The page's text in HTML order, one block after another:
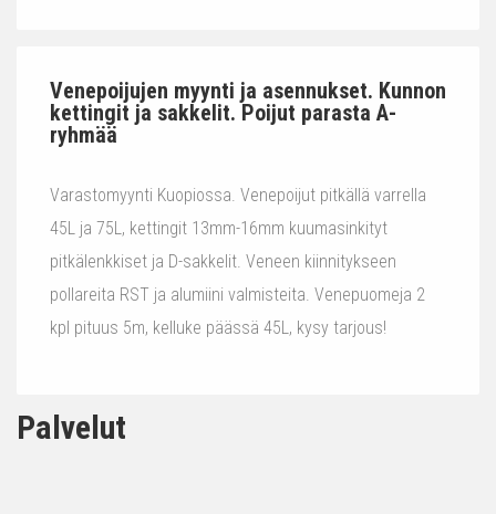
Venepoijujen myynti ja asennukset. Kunnon
kettingit ja sakkelit. Poijut parasta A-
ryhmää
Varastomyynti Kuopiossa. Venepoijut pitkällä varrella
45L ja 75L, kettingit 13mm-16mm kuumasinkityt
pitkälenkkiset ja D-sakkelit. Veneen kiinnitykseen
pollareita RST ja alumiini valmisteita. Venepuomeja 2
kpl pituus 5m, kelluke päässä 45L, kysy tarjous!
Palvelut